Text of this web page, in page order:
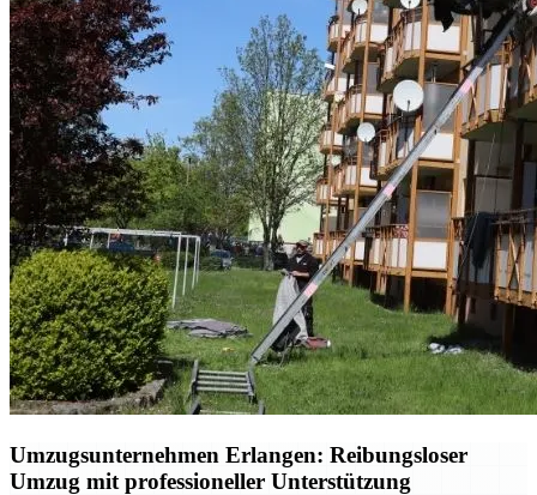
Umzugsunternehmen Erlangen: Reibungsloser
Umzug mit professioneller Unterstützung